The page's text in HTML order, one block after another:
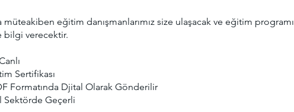
müteakiben eğitim danışmanlarımız size ulaşacak ve eğitim programı
bilgi verecektir.
Sertifikası
Formatında Djital Olarak Gönderilir
Sektörde Geçerli